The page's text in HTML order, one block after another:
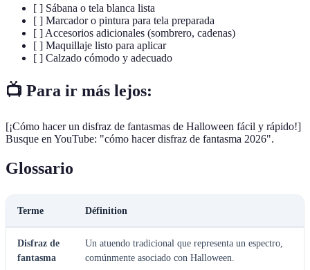
[ ] Sábana o tela blanca lista
[ ] Marcador o pintura para tela preparada
[ ] Accesorios adicionales (sombrero, cadenas)
[ ] Maquillaje listo para aplicar
[ ] Calzado cómodo y adecuado
📺 Para ir más lejos:
[¡Cómo hacer un disfraz de fantasmas de Halloween fácil y rápido!]
Busque en YouTube: "cómo hacer disfraz de fantasma 2026".
Glossario
Terme Définition
Disfraz de
fantasma
Un atuendo tradicional que representa un espectro,
comúnmente asociado con Halloween.